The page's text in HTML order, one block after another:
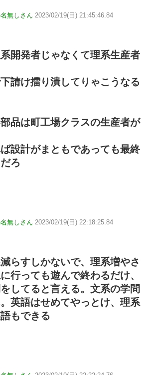
無しさん 2023/02/19(日) 21:45:46.84
開発者じゃなくて理系生産者
請け擂り潰してりゃこうなる
品は町工場クラスの生産者が
設計がまともであっても最終
ろ
無しさん 2023/02/19(日) 22:18:25.84
らすしかないで、理系増やさ
行っても遊んで終わるだけ、
してると言える。文系の学問
英語はせめてやっとけ、理系
もできる